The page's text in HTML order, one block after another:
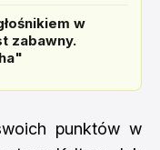
w
zabawny.
punktów w